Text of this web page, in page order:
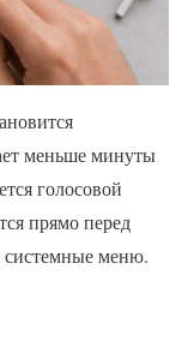
меньше минуты
голосовой
прямо перед
системные меню.